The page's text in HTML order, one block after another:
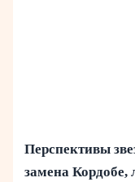
Перспективы
замена Кордобе,